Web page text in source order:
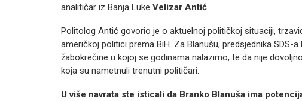
analitičar iz Banja Luke Velizar Antić.
Politolog Antić govorio je o aktuelnoj političkoj situaciji,
američkoj politici prema BiH. Za Blanušu, predsjednika SDS-
žabokrečine u kojoj se godinama nalazimo, te da nije
koja su nametnuli trenutni političari.
U više navrata ste isticali da Branko Blanuša ima